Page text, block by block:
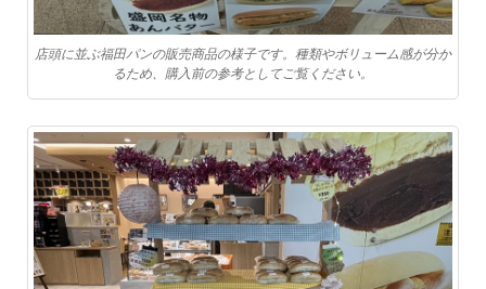
店頭に並ぶ福田パンの販売商品の様子です。種類やボリューム感が分か
るため、購入前の参考としてご覧ください。